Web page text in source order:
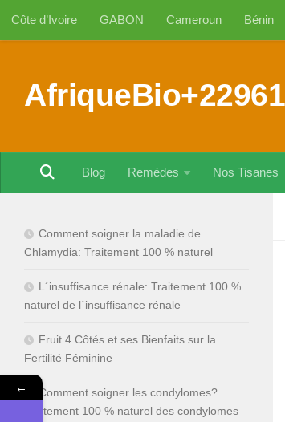
Au dessous du contenu
Côte d’Ivoire GABON Cameroun Bénin
Blog Remèdes Nos Tisanes
Comment soigner la maladie de
Chlamydia: Traitement 100 % naturel
L´insuffisance rénale: Traitement 100 %
naturel de l´insuffisance rénale
Fruit 4 Côtés et ses Bienfaits sur la
Fertilité Féminine
Comment soigner les condylomes?
Traitement 100 % naturel des condylomes
←